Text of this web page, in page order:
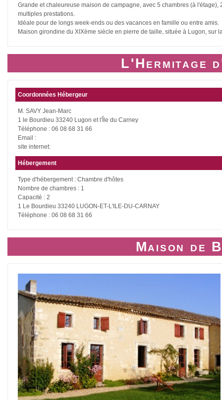
Grande et chaleureuse maison de campagne, avec 5 chambres (à
multiples prestations.
Idéale pour de longs week-ends ou des vacances en famille ou entre amis.
Maison girondine du XIXème siècle en pierre de taille, située à Lugon, sur
L'Hermitage
Coordonnées Hébergeur
M. SAVY Jean-Marc
1 le Bourdieu 33240 Lugon et l'Île du Carney
Téléphone : 06 08 68 31 66
Email :
site internet:
Hébergement
Type d'hébergement : Chambre d'hôtes
Nombre de chambres : 1
Capacité : 2
1 Le Bourdieu 33240 LUGON-ET-L'ILE-DU-CARNAY
Téléphone : 06 08 68 31 66
Maison de